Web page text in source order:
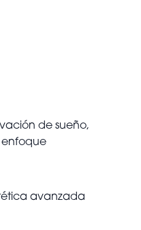
de sueño,
enfoque
avanzada